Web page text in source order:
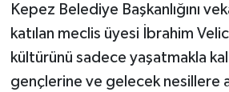
Kepez Belediye Başkanlığını
katılan meclis üyesi İbrahim
kültürünü sadece yaşatmakla
gençlerine ve gelecek nesillere